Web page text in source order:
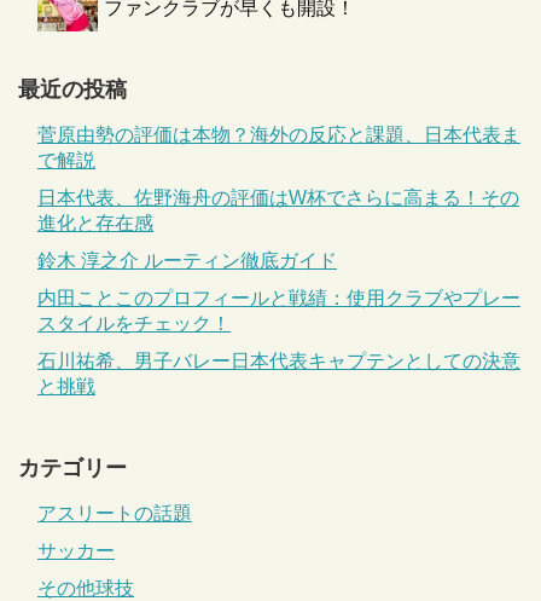
ファンクラブが早くも開設！
最近の投稿
菅原由勢の評価は本物？海外の反応と課題、日本代表ま
で解説
日本代表、佐野海舟の評価はW杯でさらに高まる！その
進化と存在感
鈴木 淳之介 ルーティン徹底ガイド
内田ことこのプロフィールと戦績：使用クラブやプレー
スタイルをチェック！
石川祐希、男子バレー日本代表キャプテンとしての決意
と挑戦
カテゴリー
アスリートの話題
サッカー
その他球技